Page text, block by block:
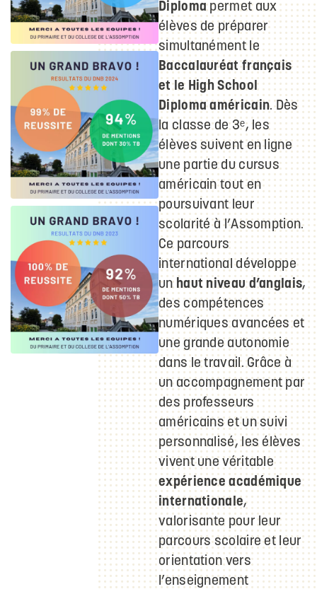
Diplomapermet aux
élèves de préparer
simultanément le
Baccalauréat français
et le High School
Diploma américain. Dès
la classe de 3ᵉ, les
élèves suivent en ligne
une partie du cursus
américain tout en
poursuivant leur
scolarité à l’Assomption.
Ce parcours
international développe
un haut niveau d’anglais,
des compétences
numériques avancées et
une grande autonomie
dans le travail. Grâce à
un accompagnement par
des professeurs
américains et un suivi
personnalisé, les élèves
vivent une véritable
expérience académique
internationale,
valorisante pour leur
parcours scolaire et leur
orientation vers
l’enseignement